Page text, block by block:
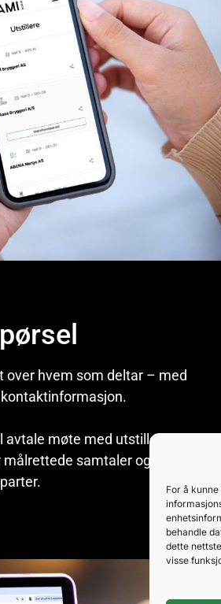
For å
behandle
dette
visse
over hvem som deltar – med
møte med utstillere før
samtaler og økt